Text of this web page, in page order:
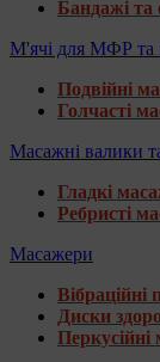
Бандажі та
М'ячі для МФР та
Подвійні
Голчасті
Масажні валики
Гладкі
Ребристі
Масажери
Диски